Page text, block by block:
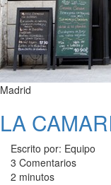
Madrid
LA
Escrito por: Equipo
3 Comentarios
2 minutos